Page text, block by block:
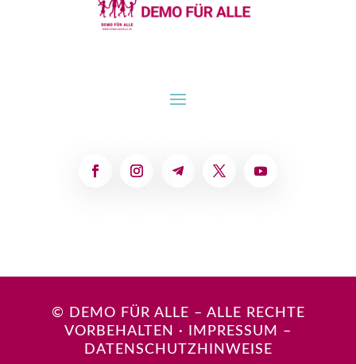
© DEMO FÜR ALLE – ALLE RECHTE
VORBEHALTEN · IMPRESSUM
–
DATENSCHUTZHINWEISE